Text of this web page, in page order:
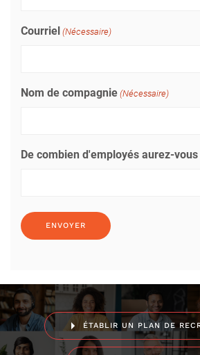
Courriel (Nécessaire)
Nom de compagnie (Nécessaire)
De combien d'employés aurez-
ÉTABLIR UN PLAN DE